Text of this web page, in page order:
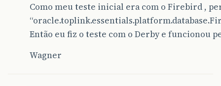
Como meu teste inicial era com o Firebird ,
Então eu fiz o teste com o Derby e funcionou
Wagner